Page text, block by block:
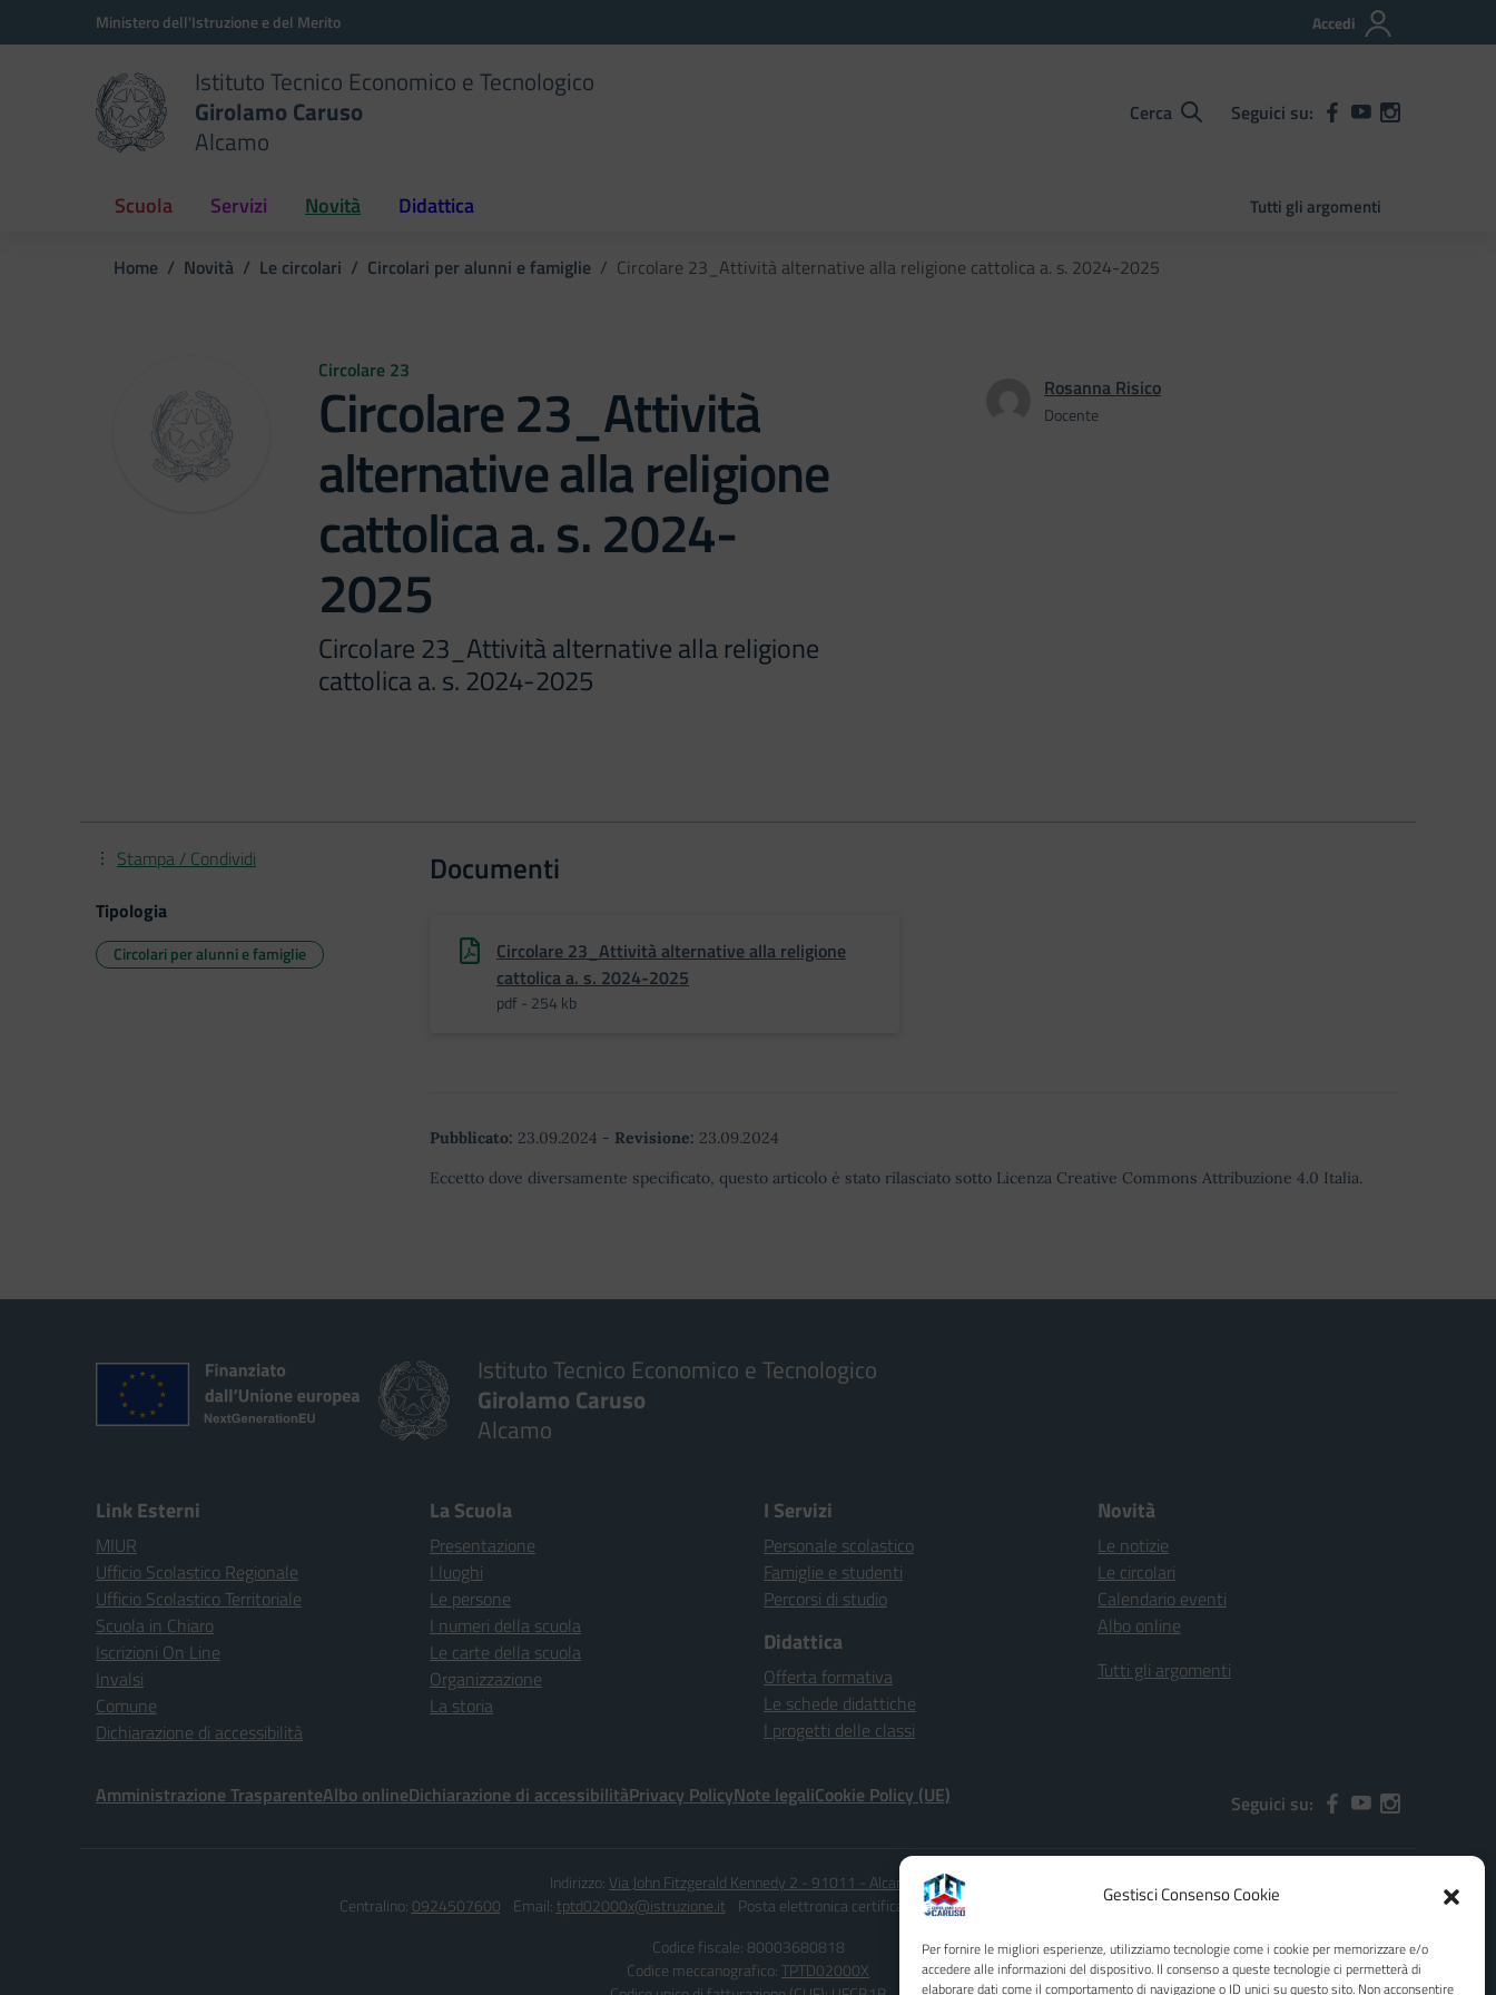
Gestisci Consenso Cookie
Per fornire le migliori esperienze, utilizziamo tecnologie come i cookie per memorizzare e/o
accedere alle informazioni del dispositivo. Il consenso a queste tecnologie ci permetterà di
elaborare dati come il comportamento di navigazione o ID unici su questo sito. Non acconsentire
Vai ai contenuti
Vai al menu di navigazioneMinistero dell'Istruzione e del Merito Accedi
Istituto Tecnico Economico e Tecnologico
Girolamo Caruso
Alcamo
Cerca Seguici su:
Scuola Servizi Novità Didattica Tutti gli argomenti
Home Novità Le circolari Circolari per alunni e famiglie Circolare 23_Attività alternative alla religione cattolica a. s. 2024-2025
Circolare 23
Circolare 23_Attività
alternative alla religione
cattolica a. s. 2024-
2025
Circolare 23_Attività alternative alla religione
cattolica a. s. 2024-2025
Rosanna Risico
Docente
Documenti
Circolare 23_Attività alternative alla religione
cattolica a. s. 2024-2025
pdf - 254 kb
Pubblicato: 23.09.2024 - Revisione: 23.09.2024
Eccetto dove diversamente specificato, questo articolo è stato rilasciato sotto Licenza Creative Commons Attribuzione 4.0 Italia.
Stampa / Condividi
Tipologia
Circolari per alunni e famiglie
Istituto Tecnico Economico e Tecnologico
Girolamo Caruso
Alcamo
Link Esterni
MIUR
Ufficio Scolastico Regionale
Ufficio Scolastico Territoriale
Scuola in Chiaro
Iscrizioni On Line
Invalsi
Comune
Dichiarazione di accessibilità
La Scuola
Presentazione
I luoghi
Le persone
I numeri della scuola
Le carte della scuola
Organizzazione
La storia
I Servizi
Personale scolastico
Famiglie e studenti
Percorsi di studio
Didattica
Offerta formativa
Le schede didattiche
I progetti delle classi
Novità
Le notizie
Le circolari
Calendario eventi
Albo online
Tutti gli argomenti
Amministrazione TrasparenteAlbo onlineDichiarazione di accessibilitàPrivacy PolicyNote legaliCookie Policy (UE) Seguici su:
Indirizzo: Via John Fitzgerald Kennedy 2 - 91011 - Alcamo (TP)
Centralino: 0924507600 Email: tptd02000x@istruzione.it Posta elettronica certificata (PEC):tptd02000x@pec.istruzione.it
Codice fiscale: 80003680818
Codice meccanografico:TPTD02000X